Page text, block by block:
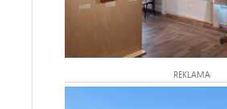
REKLAMA